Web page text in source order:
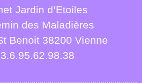
Jardin d’Etoiles
des Maladières
Benoit 38200 Vienne